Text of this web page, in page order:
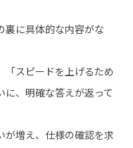
裏に具体的な内容がな
「スピードを上げるため
に、明確な答えが返って
が増え、仕様の確認を求